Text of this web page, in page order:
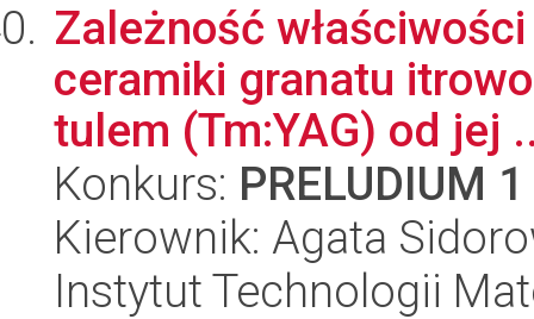
Zależność
ceramiki granatu
tulem (Tm:YAG) od jej
Konkurs: PRELUDIUM 1
Kierownik: Agata
Instytut Technologii